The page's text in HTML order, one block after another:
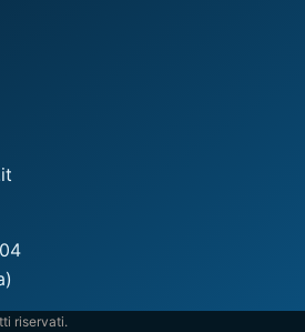
riservati.